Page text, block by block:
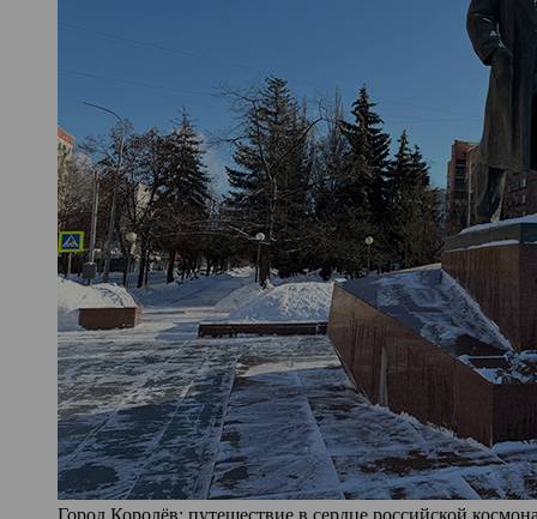
Город Королёв: путешествие в сердце российской